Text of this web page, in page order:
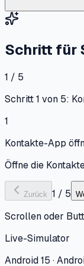
Schritt für
1 / 5
Schritt 1 von 5:
1
Kontakte-App
Öffne die
Zurück 1 / 5
Scrollen oder
Live-Simulator
Android 15 ·